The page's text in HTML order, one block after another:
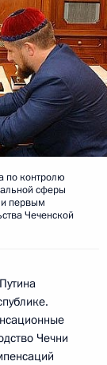
по контролю
сферы
первым
Чеченской
Чечни